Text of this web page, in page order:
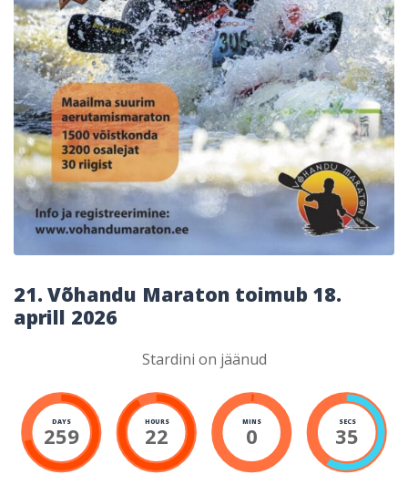
21. Võhandu Maraton toimub 18.
aprill 2026
Stardini on jäänud
DAYS
259
HOURS
22
MINS
0
SECS
34